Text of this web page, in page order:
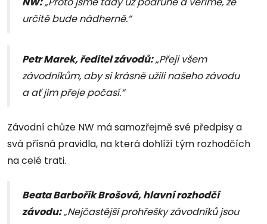
určitě bude nádherně.“
Petr Marek, ředitel závodů:„Přeji všem
závodníkům, aby si krásně užili našeho závodu
a ať jim přeje počasí.“
Závodní chůze NW má samozřejmě své předpisy a
svá přísná pravidla, na která dohlíží tým rozhodčích
na celé trati.
Beata Barbořík Brošová, hlavní rozhodčí
závodu:„Nejčastější prohřešky závodníků jsou